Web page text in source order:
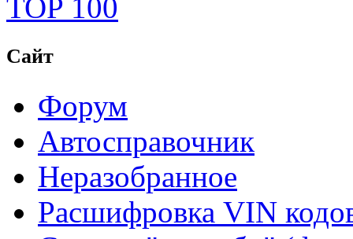
Сайт
Форум
Автосправочник
Неразобранное
Расшифровка VIN